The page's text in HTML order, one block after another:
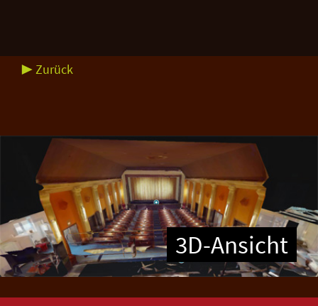
▶ Zurück
3D-Ansicht